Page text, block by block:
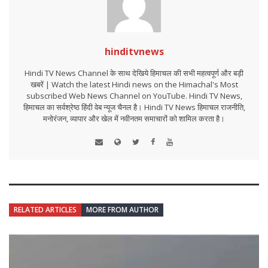
hinditvnews
Hindi TV News Channel के साथ देखिये हिमाचल की सभी महत्वपूर्ण और बड़ी
खबरें | Watch the latest Hindi news on the Himachal's Most
subscribed Web News Channel on YouTube. Hindi TV News,
हिमाचल का सर्वश्रेष्ठ हिंदी वेब न्यूज चैनल है। Hindi TV News हिमाचल राजनीति,
मनोरंजन, व्यापार और खेल में नवीनतम समाचारों को शामिल करता है।
RELATED ARTICLES MORE FROM AUTHOR